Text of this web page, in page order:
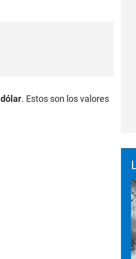
dólar. Estos son los valores